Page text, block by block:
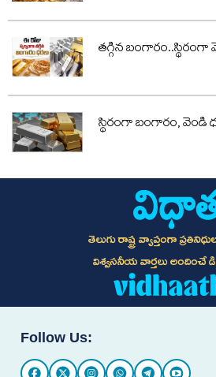
తగ్గిన బంగారం..స్థిరంగా
స్థిరంగా బంగారం, వెండి
తెలుగు రాష్ట్ర వ్యాప్తంగా
విశ్వసనీయ వార్తలు అందించే
Follow Us: